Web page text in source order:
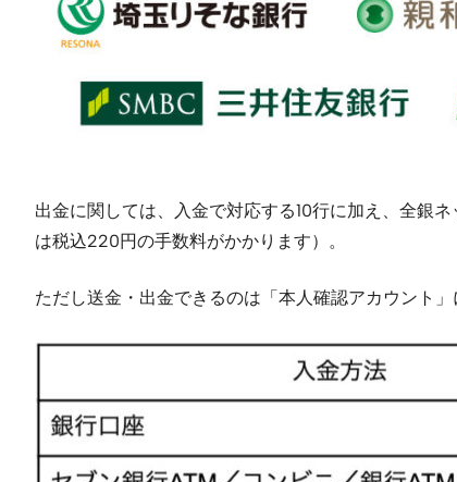
出金に関しては、入金で対応する10行に加え、全銀
は税込220円の手数料がかかります）。
ただし送金・出金できるのは「本人確認アカウント